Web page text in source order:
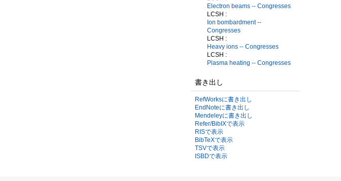
Electron beams -- Congresses
LCSH :
Ion bombardment --
Congresses
LCSH :
Heavy ions -- Congresses
LCSH :
Plasma heating -- Congresses
書き出し
RefWorksに書き出し
EndNoteに書き出し
Mendeleyに書き出し
Refer/BibIXで表示
RISで表示
BibTeXで表示
TSVで表示
ISBDで表示